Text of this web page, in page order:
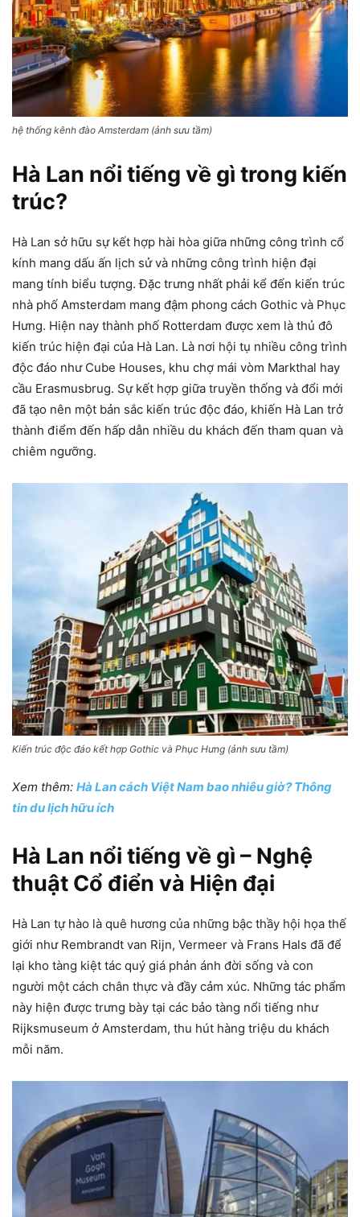
hệ thống kênh đào Amsterdam (ảnh sưu tầm)
Hà Lan nổi tiếng về gì trong kiến
trúc?
Hà Lan sở hữu sự kết hợp hài hòa giữa những công trình cổ
kính mang dấu ấn lịch sử và những công trình hiện đại
mang tính biểu tượng. Đặc trưng nhất phải kể đến kiến trúc
nhà phố Amsterdam mang đậm phong cách Gothic và Phục
Hưng. Hiện nay thành phố Rotterdam được xem là thủ đô
kiến trúc hiện đại của Hà Lan. Là nơi hội tụ nhiều công trình
độc đáo như Cube Houses, khu chợ mái vòm Markthal hay
cầu Erasmusbrug. Sự kết hợp giữa truyền thống và đổi mới
đã tạo nên một bản sắc kiến trúc độc đáo, khiến Hà Lan trở
thành điểm đến hấp dẫn nhiều du khách đến tham quan và
chiêm ngưỡng.
Kiến trúc độc đáo kết hợp Gothic và Phục Hưng (ảnh sưu tầm)
Xem thêm: Hà Lan cách Việt Nam bao nhiêu giờ? Thông
tin du lịch hữu ích
Hà Lan nổi tiếng về gì – Nghệ
thuật Cổ điển và Hiện đại
Hà Lan tự hào là quê hương của những bậc thầy hội họa thế
giới như Rembrandt van Rijn, Vermeer và Frans Hals đã để
lại kho tàng kiệt tác quý giá phản ánh đời sống và con
người một cách chân thực và đầy cảm xúc. Những tác phẩm
này hiện được trưng bày tại các bảo tàng nổi tiếng như
Rijksmuseum ở Amsterdam, thu hút hàng triệu du khách
mỗi năm.